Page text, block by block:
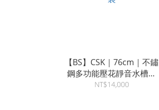
【BS】CSK｜76cm｜不鏽
鋼多功能壓花靜音水槽｜
7644 不鏽鋼色｜下崁安裝
NT$14,000